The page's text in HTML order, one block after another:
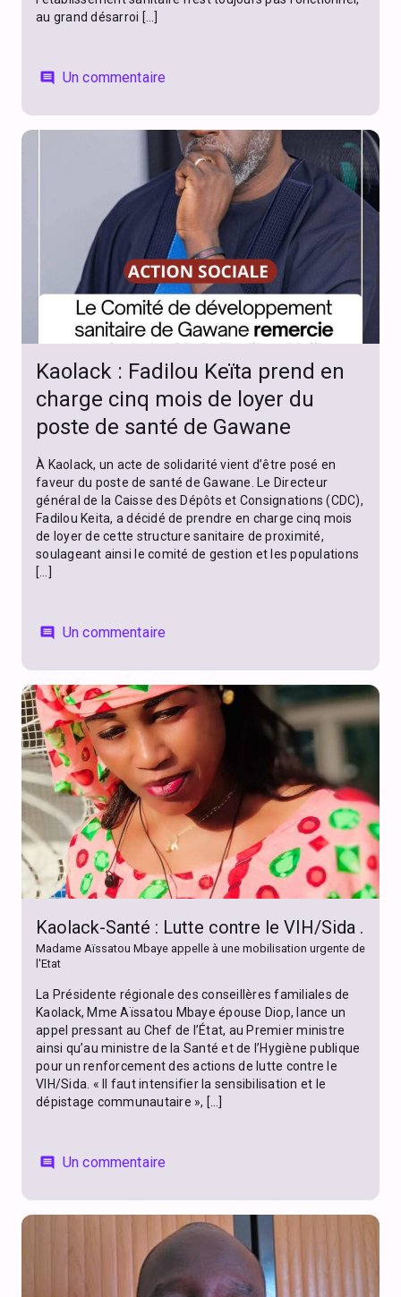
au grand désarroi […]
comment Un commentaire
Kaolack : Fadilou Keïta prend en
charge cinq mois de loyer du
poste de santé de Gawane
À Kaolack, un acte de solidarité vient d’être posé en
faveur du poste de santé de Gawane. Le Directeur
général de la Caisse des Dépôts et Consignations (CDC),
Fadilou Keita, a décidé de prendre en charge cinq mois
de loyer de cette structure sanitaire de proximité,
soulageant ainsi le comité de gestion et les populations
[…]
comment Un commentaire
Kaolack-Santé : Lutte contre le VIH/Sida .
Madame Aïssatou Mbaye appelle à une mobilisation urgente de
l'Etat
La Présidente régionale des conseillères familiales de
Kaolack, Mme Aïssatou Mbaye épouse Diop, lance un
appel pressant au Chef de l’État, au Premier ministre
ainsi qu’au ministre de la Santé et de l’Hygiène publique
pour un renforcement des actions de lutte contre le
VIH/Sida. « Il faut intensifier la sensibilisation et le
dépistage communautaire », […]
comment Un commentaire